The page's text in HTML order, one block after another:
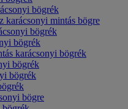
bögrék
karácsonyi mintás bögre
bögrék
bögrék
karácsonyi bögrék
bögrék
bögrék
bögre